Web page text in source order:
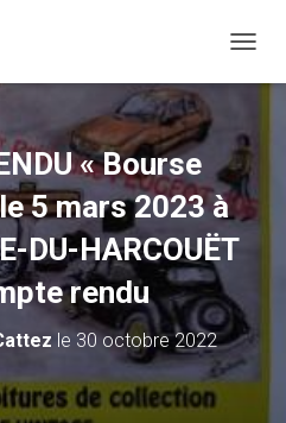
É
I
E
R
L
V
I
« Bourse
5 mars 2023 à
DU-HARCOUËT
rendu
le 30 octobre 2022